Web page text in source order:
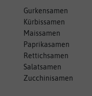
Gurkensamen
Kürbissamen
Maissamen
Paprikasamen
Rettichsamen
Salatsamen
Zucchinisamen